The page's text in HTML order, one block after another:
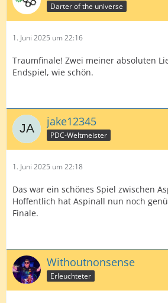
Darter of the universe
1. Juni 2025 um 22:16
Traumfinale! Zwei meiner absoluten
Endspiel, wie schön.
jake12345
PDC-Weltmeister
1. Juni 2025 um 22:18
Das war ein schönes Spiel zwischen
Hoffentlich hat Aspinall nun noch
Finale.
Withoutnonsense
Erleuchteter